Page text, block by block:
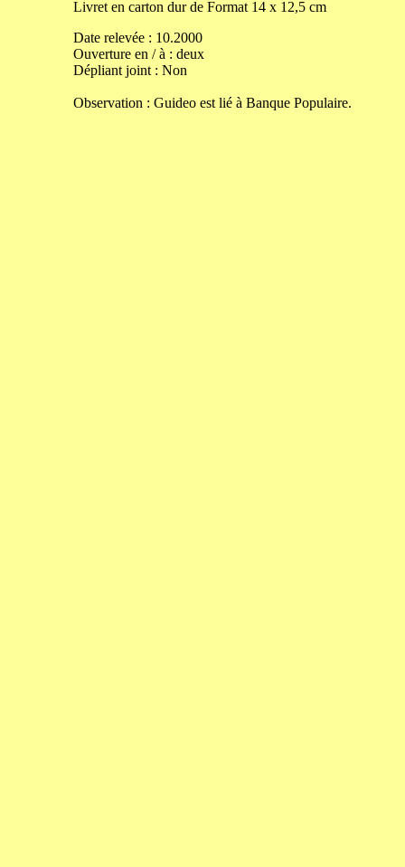
Livret en carton dur de Format 14x 12,5cm
Date relevée : 10.2000
Ouverture en / à : deux
Dépliant joint : Non
Observation : Guideo est lié à Banque Populaire.